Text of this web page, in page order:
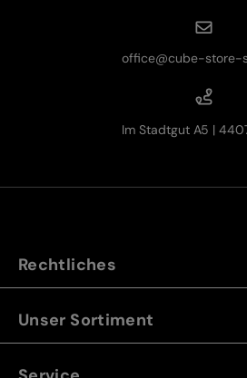
office@cube-store-
Im Stadtgut A5 |
Rechtliches
Unser Sortiment